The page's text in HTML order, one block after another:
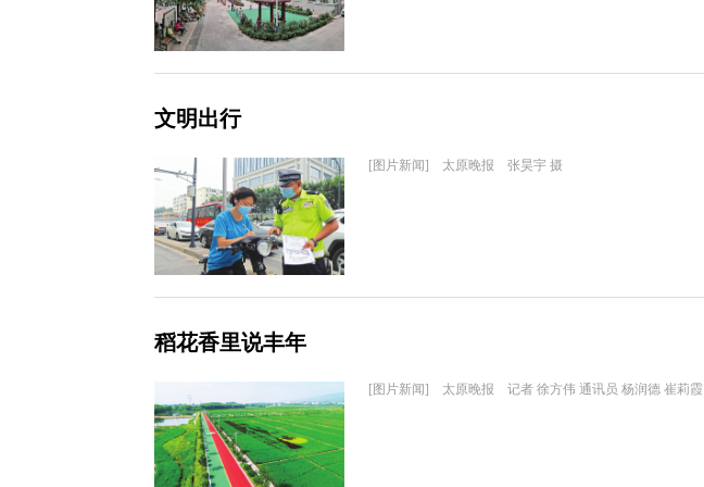
文明出行
[图片新闻] 太原晚报 张昊宇 摄
稻花香里说丰年
[图片新闻] 太原晚报 记者 徐方伟 通讯员 杨润德 崔莉霞